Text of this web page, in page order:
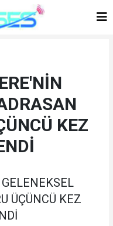
KEZ
ÜÇÜNCÜ KEZ